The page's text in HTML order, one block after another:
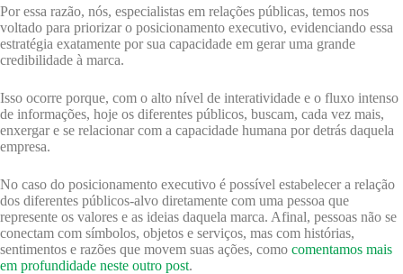
Por essa razão, nós, especialistas em relações públicas, temos nos
voltado para priorizar o posicionamento executivo, evidenciando essa
estratégia exatamente por sua capacidade em gerar uma grande
credibilidade à marca.
Isso ocorre porque, com o alto nível de interatividade e o fluxo intenso
de informações, hoje os diferentes públicos, buscam, cada vez mais,
enxergar e se relacionar com a capacidade humana por detrás daquela
empresa.
No caso do posicionamento executivo é possível estabelecer a relação
dos diferentes públicos-alvo diretamente com uma pessoa que
represente os valores e as ideias daquela marca. Afinal, pessoas não se
conectam com símbolos, objetos e serviços, mas com histórias,
sentimentos e razões que movem suas ações, como comentamos mais
em profundidade neste outro post.